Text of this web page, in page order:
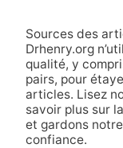
Sources des
Drhenry.org
qualité, y
pairs, pour
articles. Lisez
savoir plus sur
et gardons
confiance.